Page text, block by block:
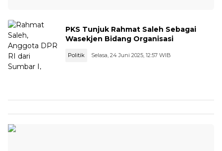
PKS Tunjuk Rahmat Saleh Sebagai
Wasekjen Bidang Organisasi
Politik Selasa, 24 Juni 2025, 12:57 WIB